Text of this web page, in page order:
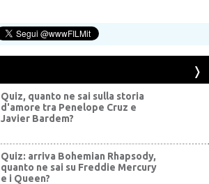
Quiz, quanto ne sai sulla storia
d'amore tra Penelope Cruz e
Javier Bardem?
Quiz: arriva Bohemian Rhapsody,
quanto ne sai su Freddie Mercury
e i Queen?